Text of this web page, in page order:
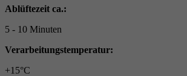
Ablüftezeit ca.:
5 - 10 Minuten
Verarbeitungstemperatur:
+15°C